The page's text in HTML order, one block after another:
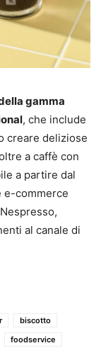
gamma
, che include
creare deliziose
a caffè con
a partire dal
e-commerce
al canale di
biscotto
foodservice